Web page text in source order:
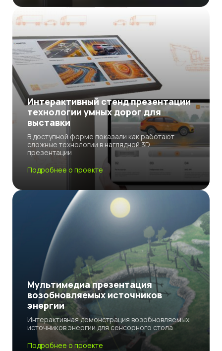
Интерактивный стенд презентации
технологии умных дорог для
выставки
В доступной форме показали как работают
сложные технологии в наглядной 3D
презентации
Подробнее о проекте
Мультимедиа презентация
возобновляемых источников
энергии
Интерактивная демонстрация возобновляемых
источников энергии для сенсорного стола
Подробнее о проекте